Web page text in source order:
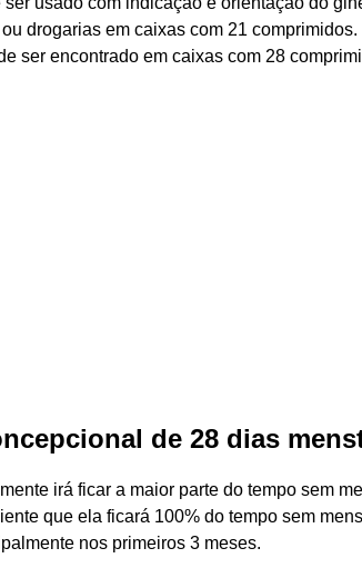
drogarias em caixas com 21
ser encontrado em caixas com 28
de 28 dias
irá ficar a maior parte do tempo sem
que ela ficará 100% do tempo sem
nos primeiros 3 meses.